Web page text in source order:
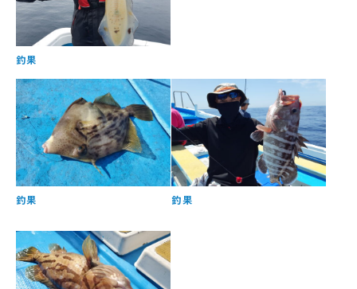
釣果
釣果 釣果